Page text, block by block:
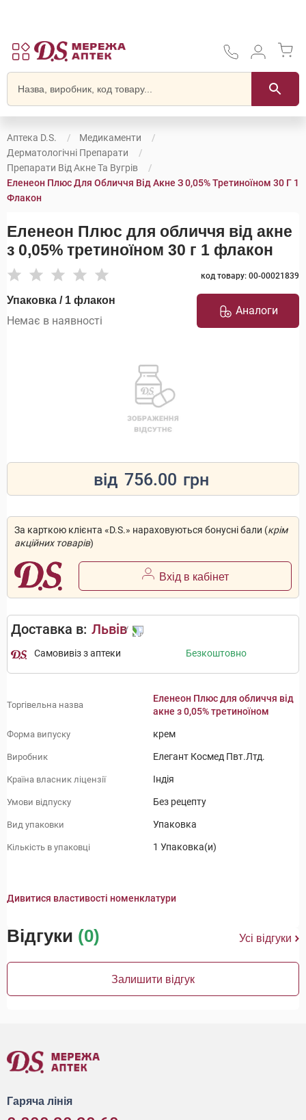
Аптека D.S.
Медикаменти
Дерматологічні Препарати
Препарати Від Акне Та Вугрів
Еленеон Плюс Для Обличчя Від Акне З 0,05% Третиноїном 30 Г 1
Флакон
Еленеон Плюс для обличчя від акне
з 0,05% третиноїном 30 г 1 флакон
код товару: 00-00021839
Упаковка / 1 флакон
Немає в наявності
Аналоги
від 756.00 грн
За карткою клієнта «D.S.» нараховуються бонусні бали (крім
акційних товарів)
Вхід в кабінет
Доставка в: Львів
Самовивіз з аптеки Безкоштовно
Торгівельна назва
Еленеон Плюс для обличчя від
акне з 0,05% третиноїном
Форма випуску крем
Виробник Елегант Космед Пвт.Лтд.
Країна власник ліцензії Індія
Умови відпуску Без рецепту
Вид упаковки Упаковка
Кількість в упаковці 1 Упаковка(и)
Дивитися властивості номенклатури
Відгуки (0) Усі відгуки
Залишити відгук
Гаряча лінія